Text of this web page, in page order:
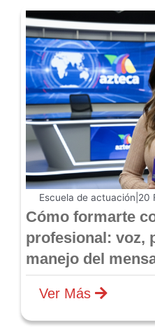
Escuela de actuación 20
Cómo formarte
profesional: voz,
manejo del
Ver Más